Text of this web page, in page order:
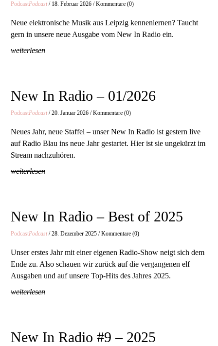
PodcastPodcast/ 18. Februar 2026 / Kommentare (0)
Neue elektronische Musik aus Leipzig kennenlernen? Taucht
gern in unsere neue Ausgabe vom New In Radio ein.
weiterlesen
New In Radio – 01/2026
PodcastPodcast/ 20. Januar 2026 / Kommentare (0)
Neues Jahr, neue Staffel – unser New In Radio ist gestern live
auf Radio Blau ins neue Jahr gestartet. Hier ist sie ungekürzt im
Stream nachzuhören.
weiterlesen
New In Radio – Best of 2025
PodcastPodcast/ 28. Dezember 2025 / Kommentare (0)
Unser erstes Jahr mit einer eigenen Radio-Show neigt sich dem
Ende zu. Also schauen wir zurück auf die vergangenen elf
Ausgaben und auf unsere Top-Hits des Jahres 2025.
weiterlesen
New In Radio #9 – 2025